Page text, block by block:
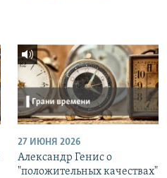
27 ИЮНЯ 2026
Александр Генис о
"положительных качествах"